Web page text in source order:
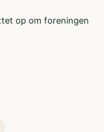
op om foreningen